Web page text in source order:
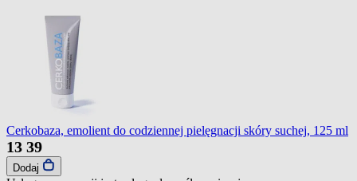
Cerkobaza, emolient do codziennej pielęgnacji skóry suchej, 125 ml
13 39
Dodaj